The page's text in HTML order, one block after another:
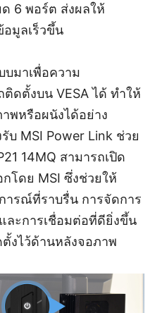
6 พอร์ต ส่งผลให้
อมูลเร็วขึ้น
บมาเพื่อความ
ดตั้งบน VESA ได้ ทำให้
พหรือผนังได้อย่าง
บ MSI Power Link ช่วย
14MQ สามารถเปิด
โดย MSI ซึ่งช่วยให้
ารณ์ที่ราบรื่น การจัดการ
ละการเชื่อมต่อที่ดียิ่งขึ้น
งไว้ด้านหลังจอภาพ